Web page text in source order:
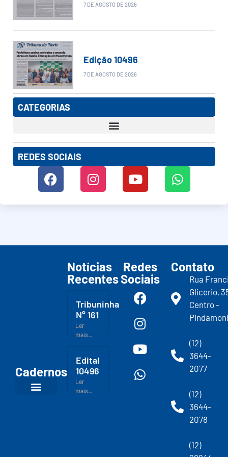
7 DE AGOSTO DE 2026
Edição 10496
7 DE AGOSTO DE 2026
CATEGORIAS
REDES SOCIAIS
Cadernos
Notícias
Recentes
Tribuninha
N° 161
Ler
mais...
Edital
10496
Ler
mais...
Redes
Sociais
Contato
Rua
Glicerio,
Centro -
(12)
3644-
2077
(12)
3644-
2078
(12)